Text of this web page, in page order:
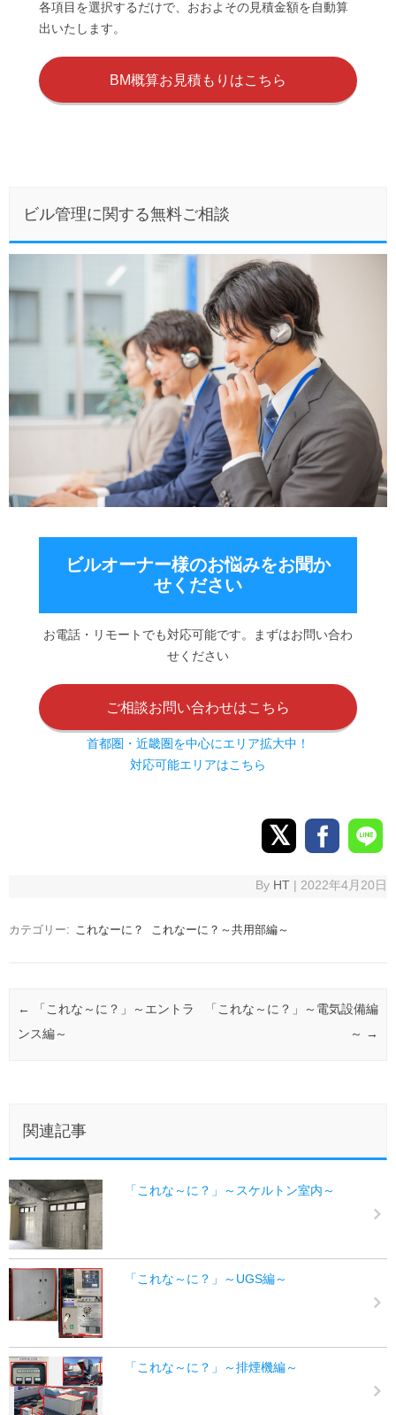
各項目を選択するだけで、おおよその見積金額を自動算
出いたします。
BM概算お見積もりはこちら
ビル管理に関する無料ご相談
ビルオーナー様のお悩みをお聞か
せください
お電話・リモートでも対応可能です。まずはお問い合わ
せください
ご相談お問い合わせはこちら
首都圏・近畿圏を中心にエリア拡大中！
対応可能エリアはこちら
By HT | 2022年4月20日
カテゴリー: これなーに？ これなーに？～共用部編～
投稿ナビゲーション
← 「これな～に？」～エントラ
ンス編～
「これな～に？」～電気設備編
～ →
関連記事
「これな～に？」～スケルトン室内～
「これな～に？」～UGS編～
「これな～に？」～排煙機編～